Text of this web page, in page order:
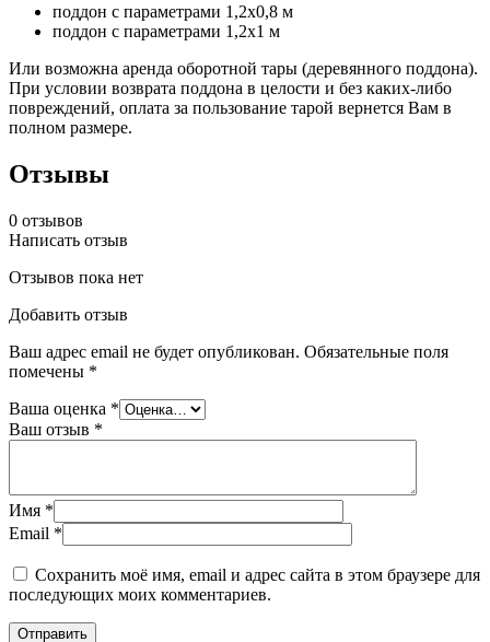
поддон с параметрами 1,2х0,8 м
поддон с параметрами 1,2х1 м
Или возможна аренда оборотной тары (деревянного поддона).
При условии возврата поддона в целости и без каких-либо
повреждений, оплата за пользование тарой вернется Вам в
полном размере.
Отзывы
0 отзывов
Написать отзыв
Отзывов пока нет
Добавить отзыв
Ваш адрес email не будет опубликован. Обязательные поля
помечены *
Ваша оценка *
Ваш отзыв *
Имя *
Email *
Сохранить моё имя, email и адрес сайта в этом браузере для
последующих моих комментариев.